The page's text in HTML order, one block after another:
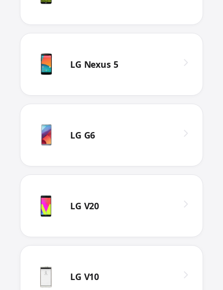
LG Nexus 5
LG G6
LG V20
LG V10